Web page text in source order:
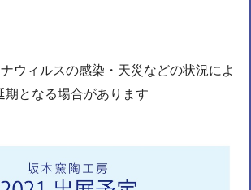
ウィルスの感染・天災などの状況によ
期となる場合があります